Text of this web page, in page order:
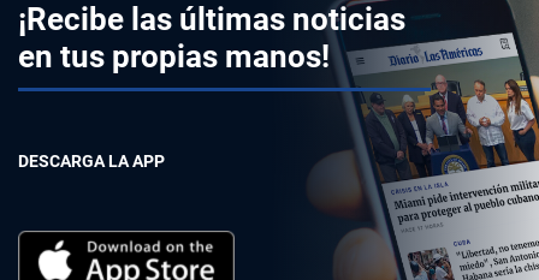
¡Recibe las últimas noticias
en tus propias manos!
DESCARGA LA APP